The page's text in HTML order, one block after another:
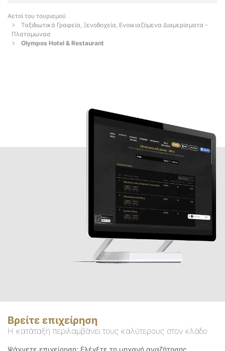
Αετοί του τουρισμού
Ταξιδιωτικά Γραφεία, Ξενοδοχεία, Ενοικιαζόμενα Διαμερίσματα -
Πλαταμωνασ
Olympos Hotel & Restaurant
Βρείτε επιχείρηση
Η κατάταξη περιλαμβάνει τους καλύτερους στον κλάδο
Ψάχνετε επιχείρηση; Ελέγξτε τη μηχανή αναζήτησης.